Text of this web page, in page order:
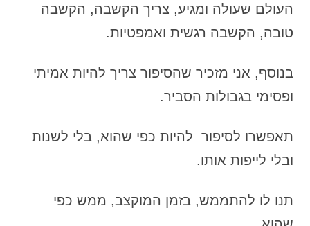
העולם שעולה ומגיע, צריך הקשבה, הקשבה
טובה, הקשבה רגשית ואמפטיות.
בנוסף, אני מזכיר שהסיפור צריך להיות אמיתי
ופסימי בגבולות הסביר.
תאפשרו לסיפור להיות כפי שהוא, בלי לשנות
ובלי לייפות אותו.
תנו לו להתממש, בזמן המוקצב, ממש כפי